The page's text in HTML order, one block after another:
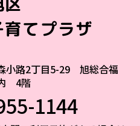
てプラザ
小路2丁目5-29 旭総合福
4階
1144